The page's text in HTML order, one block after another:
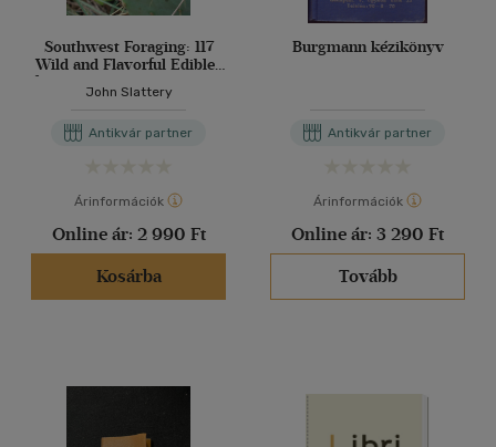
Southwest Foraging: 117
Wild and Flavorful Edibles
from Barrel Cactus to Wild
Oregano (Regional
(Délnyugati táplálkozás: 117
oregánóig (Regionális
táplálkozási soro
John Slattery
Antikvár partner
Árinformációk
Online ár: 2 990 Ft
Kosárba
Burgmann kézikönyv
Antikvár partner
Árinformációk
Online ár: 3 290 Ft
Tovább